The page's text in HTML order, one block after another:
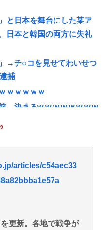
と日本を舞台にした某ア
日本と韓国の両方に失礼
→チ○コを見せてわいせつ
捕
ｗｗｗｗｗ
、決まるw w w w w w w w
億5000万円頂戴するwww
で大家さん」→実態は
医師、全身麻痺へ…「死
熱。現地の医療リソース
articles/c54aec33
更新。各地で戦争が